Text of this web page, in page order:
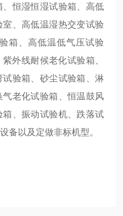
恒湿恒湿试验箱、高低
、高低温湿热交变试验
箱、高低温低气压试验
外线耐候老化试验箱、
验箱、砂尘试验箱、淋
老化试验箱、恒温鼓风
、振动试验机、跌落试
备以及定做非标机型。